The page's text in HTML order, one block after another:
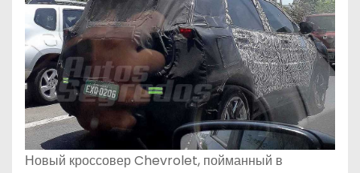
Новый кроссовер Chevrolet, пойманный в